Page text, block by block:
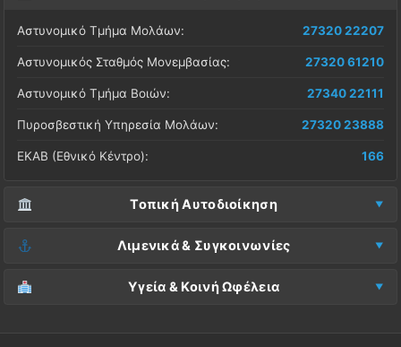
Αστυνομικό Τμήμα Μολάων: 27320 22207
Αστυνομικός Σταθμός Μονεμβασίας: 27320 61210
Αστυνομικό Τμήμα Βοιών: 27340 22111
Πυροσβεστική Υπηρεσία Μολάων: 27320 23888
ΕΚΑΒ (Εθνικό Κέντρο): 166
Τοπική Αυτοδιοίκηση
Δήμος Μονεμβασίας (Έδρα):
Λιμενικά & Συγκοινωνίες
Λιμεναρχείο Μονεμβασίας:
Υγεία & Κοινή Ωφέλεια